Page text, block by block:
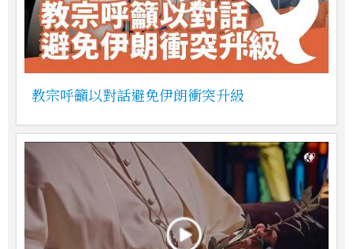
教宗呼籲以對話避免伊朗衝突升級